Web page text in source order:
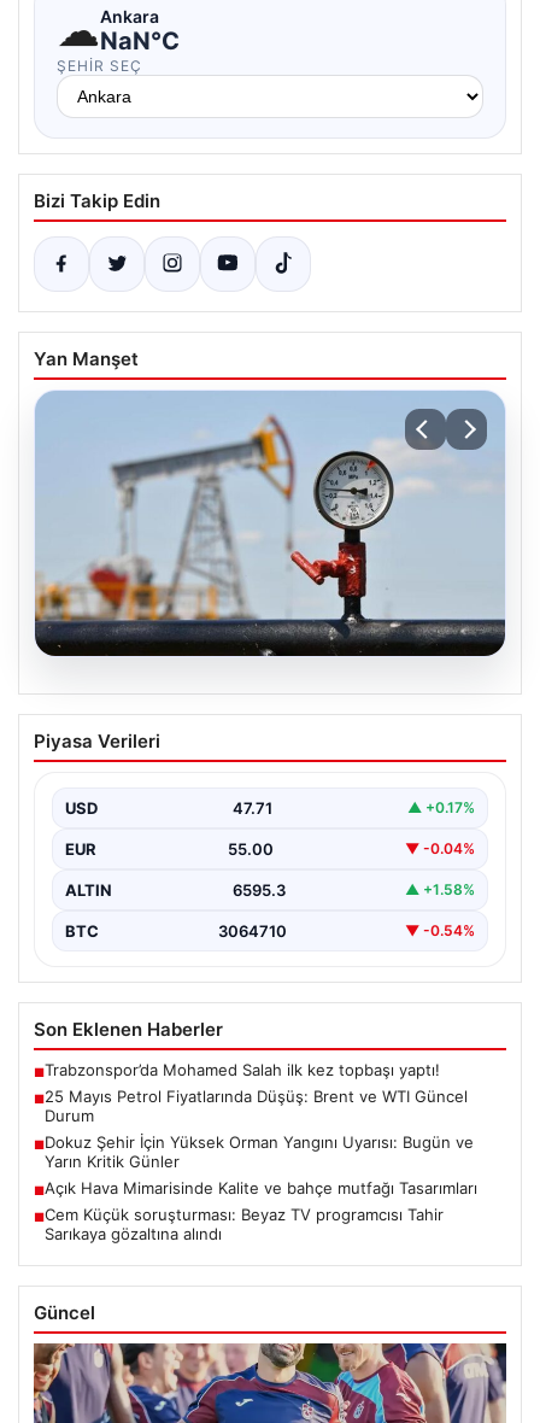
☁Ankara
NaN°C
ŞEHIR SEÇ
Bizi Takip Edin
Yan Manşet
25 Mayıs Petrol Fiyatlarında Düşüş:
Brent ve WTI Güncel Durum
maddelerinden biri olan petrol fiyatlarındaki hareketlilik,
özellikle Orta…
Piyasa Verileri
USD 47.71 ▲ +0.17%
EUR 55.00 ▼ -0.04%
ALTIN 6595.3 ▲ +1.58%
BTC 3064710 ▼ -0.54%
Son Eklenen Haberler
■Trabzonspor’da Mohamed Salah ilk kez topbaşı yaptı!
■25 Mayıs Petrol Fiyatlarında Düşüş: Brent ve WTI Güncel
Durum
■Dokuz Şehir İçin Yüksek Orman Yangını Uyarısı: Bugün ve
Yarın Kritik Günler
■Açık Hava Mimarisinde Kalite ve bahçe mutfağı Tasarımları
■Cem Küçük soruşturması: Beyaz TV programcısı Tahir
Sarıkaya gözaltına alındı
Güncel